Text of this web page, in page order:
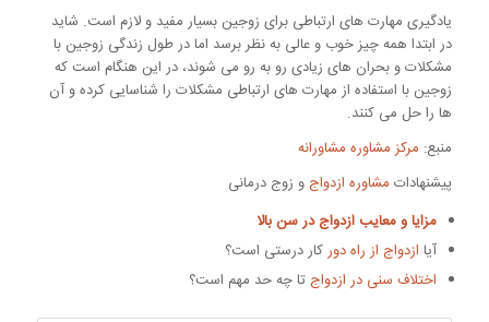
یادگیری مهارت های ارتباطی برای زوجین بسیار مفید و لازم است. شاید
در ابتدا همه چیز خوب و عالی به نظر برسد اما در طول زندگی زوجین با
مشکلات و بحران های زیادی رو به رو می شوند، در این هنگام است که
زوجین با استفاده از مهارت های ارتباطی مشکلات را شناسایی کرده و آن
ها را حل می کنند.
منبع: مرکز مشاوره مشاورانه
پیشنهادات مشاوره ازدواج و زوج درمانی
مزایا و معایب ازدواج در سن بالا
آیاازدواج از راه دورکار درستی است؟
اختلاف سنی در ازدواج تا چه حد مهم است؟